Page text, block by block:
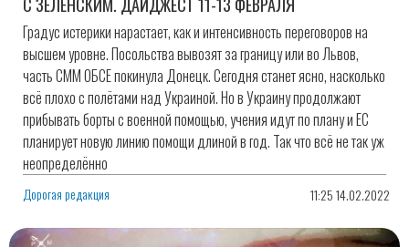
С ЗЕЛЕНСКИМ. ДАЙДЖЕСТ 11-13 ФЕВРАЛЯ
Градус истерики нарастает, как и интенсивность переговоров на
высшем уровне. Посольства вывозят за границу или во Львов,
часть СММ ОБСЕ покинула Донецк. Сегодня станет ясно, насколько
всё плохо с полётами над Украиной. Но в Украину продолжают
прибывать борты с военной помощью, учения идут по плану и ЕС
планирует новую линию помощи длиной в год. Так что всё не так уж
неопределённо
Дорогая редакция 11:25 14.02.2022